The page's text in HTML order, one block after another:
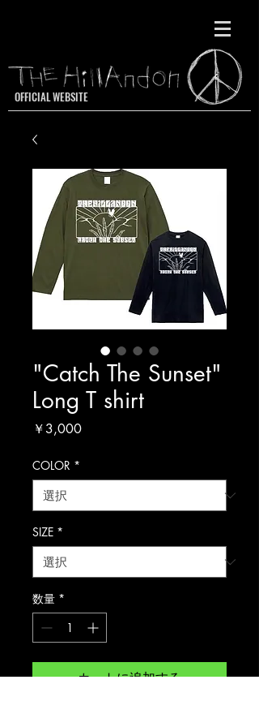
OFFICIAL WEBSITE
"Catch The Sunset"
Long T shirt
￥3,000価
COLOR *
SIZE *
数量 *
カートに追加する